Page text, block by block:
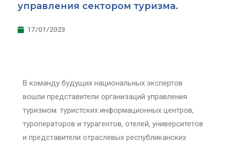
управления сектором туризма.
17/01/2023
В команду будущих национальных экспертов
вошли представители организаций управления
туризмом: туристских информационных центров,
туроператоров и турагентов, отелей, университетов
и представители отраслевых республиканских